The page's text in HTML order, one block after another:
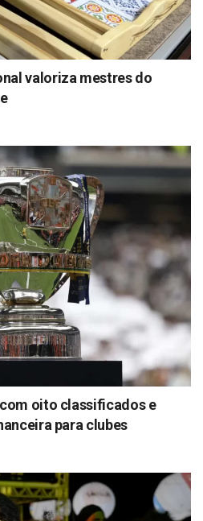
valoriza mestres do
oito classificados e
para clubes